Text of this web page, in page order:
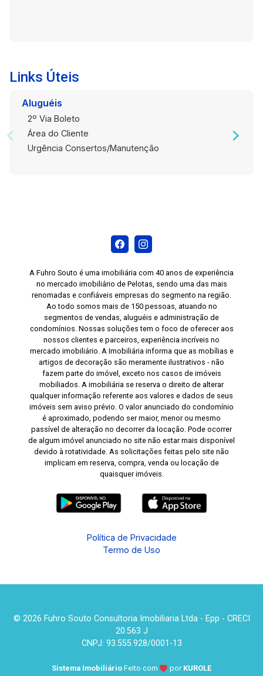
Links Úteis
Aluguéis
2º Via Boleto
Área do Cliente
Urgência Consertos/Manutenção
A Fuhro Souto é uma imobiliária com 40 anos de experiência
no mercado imobiliário de Pelotas, sendo uma das mais
renomadas e confiáveis empresas do segmento na região.
Ao todo somos mais de 150 pessoas, atuando no
segmentos de vendas, aluguéis e administração de
condomínios. Nossas soluções tem o foco de oferecer aos
nossos clientes e parceiros, experiência incríveis no
mercado imobiliário. A Imobiliária informa que as mobílias e
artigos de decoração são meramente ilustrativos - não
fazem parte do imóvel, exceto nos casos de imóveis
mobiliados. A imobiliária se reserva o direito de alterar
qualquer informação referente aos valores e dados de seus
imóveis sem aviso prévio. O valor anunciado do condomínio
é aproximado, podendo ser maior, menor ou mesmo
passível de alteração no decorrer da locação. Pode ocorrer
de algum imóvel anunciado no site não estar mais disponível
devido à rotatividade. As solicitações feitas pelo site não
implicam em reserva, compra, venda ou locação de
quaisquer imóveis.
Política de Privacidade
Termo de Uso
© 2026 Fuhro Souto Consultoria Imobiliaria Ltda - Epp - CRECI
20.563 J
CNPJ: 93.555.928/0001-13
Sistema Imobiliário Feito com por KUROLE